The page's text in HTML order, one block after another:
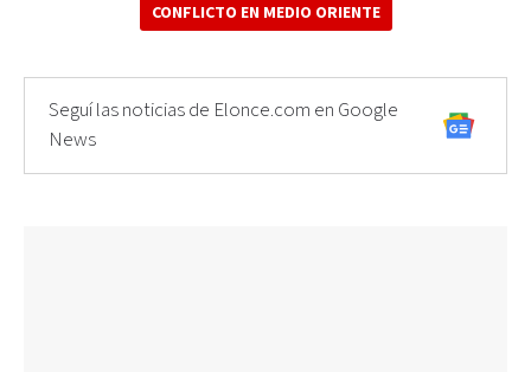
CONFLICTO EN MEDIO ORIENTE
Seguí las noticias de Elonce.com en Google
News